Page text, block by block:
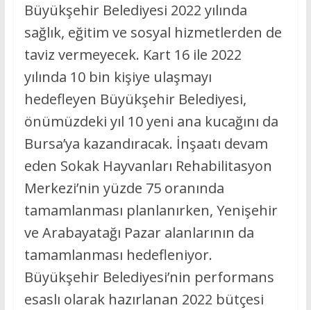
Büyükşehir Belediyesi 2022 yılında
sağlık, eğitim ve sosyal hizmetlerden de
taviz vermeyecek. Kart 16 ile 2022
yılında 10 bin kişiye ulaşmayı
hedefleyen Büyükşehir Belediyesi,
önümüzdeki yıl 10 yeni ana kucağını da
Bursa’ya kazandıracak. İnşaatı devam
eden Sokak Hayvanları Rehabilitasyon
Merkezi’nin yüzde 75 oranında
tamamlanması planlanırken, Yenişehir
ve Arabayatağı Pazar alanlarının da
tamamlanması hedefleniyor.
Büyükşehir Belediyesi’nin performans
esaslı olarak hazırlanan 2022 bütçesi